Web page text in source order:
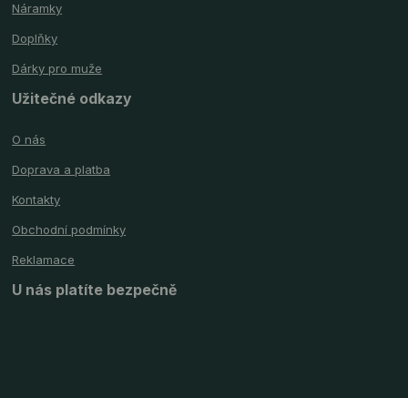
Náramky
Doplňky
Dárky pro muže
Užitečné odkazy
O nás
Doprava a platba
Kontakty
Obchodní podmínky
Reklamace
U nás platíte bezpečně